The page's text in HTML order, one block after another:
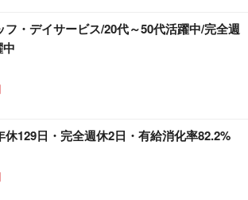
・デイサービス/20代～50代活躍中/完全週
休129日・完全週休2日・有給消化率82.2%